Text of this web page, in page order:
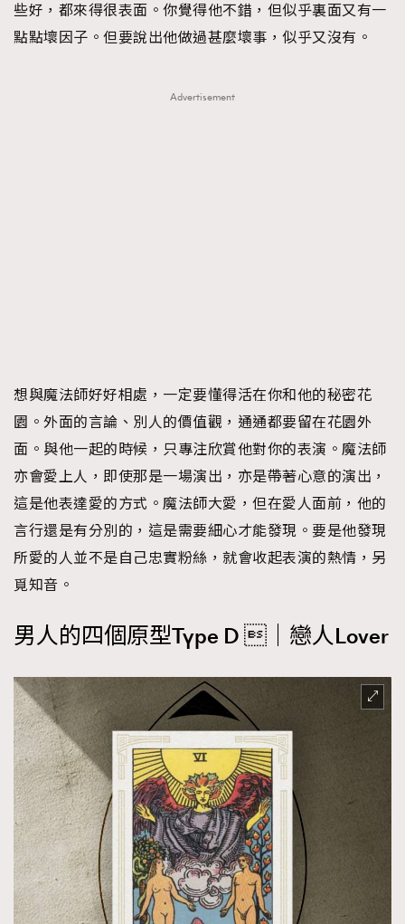
些好，都來得很表面。你覺得他不錯，但似乎裏面又有一
點點壞因子。但要說出他做過甚麼壞事，似乎又沒有。
Advertisement
想與魔法師好好相處，一定要懂得活在你和他的秘密花
園。外面的言論、別人的價值觀，通通都要留在花園外
面。與他一起的時候，只專注欣賞他對你的表演。魔法師
亦會愛上人，即使那是一場演出，亦是帶著心意的演出，
這是他表達愛的方式。魔法師大愛，但在愛人面前，他的
言行還是有分別的，這是需要細心才能發現。要是他發現
所愛的人並不是自己忠實粉絲，就會收起表演的熱情，另
覓知音。
男人的四個原型Type D ｜戀人Lover